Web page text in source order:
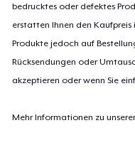
bedrucktes oder defektes
erstatten Ihnen den Kaufpreis
Produkte jedoch auf
Rücksendungen oder
akzeptieren oder wenn Sie
Mehr Informationen zu